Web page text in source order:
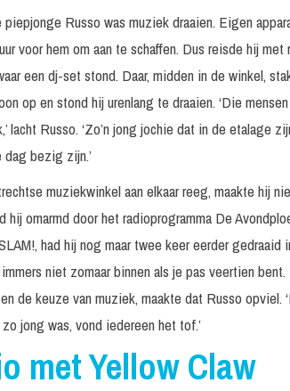
Russo was muziek draaien. Eigen
voor hem om aan te schaffen. Dus reisde hij met
een dj-set stond. Daar, midden in de winkel,
op en stond hij urenlang te draaien. ‘Die
lacht Russo. ‘Zo’n jong jochie dat in de etalage
dag bezig zijn.’
muziekwinkel aan elkaar reeg, maakte hij
omarmd door het radioprogramma De
had hij nog maar twee keer eerder gedraaid
niet zomaar binnen als je pas veertien
de keuze van muziek, maakte dat Russo opviel.
jong was, vond iedereen het tof.’
met Yellow Claw